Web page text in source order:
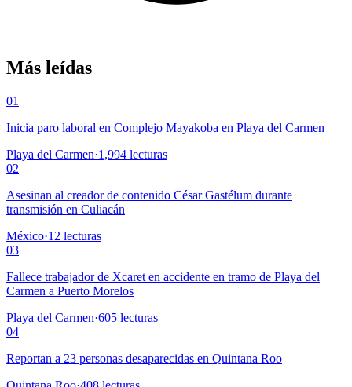
Más leídas
01
Inicia paro laboral en Complejo Mayakoba en Playa del Carmen
Playa del Carmen·1,994 lecturas
02
Asesinan al creador de contenido César Gastélum durante
transmisión en Culiacán
México·12 lecturas
03
Fallece trabajador de Xcaret en accidente en tramo de Playa del
Carmen a Puerto Morelos
Playa del Carmen·605 lecturas
04
Reportan a 23 personas desaparecidas en Quintana Roo